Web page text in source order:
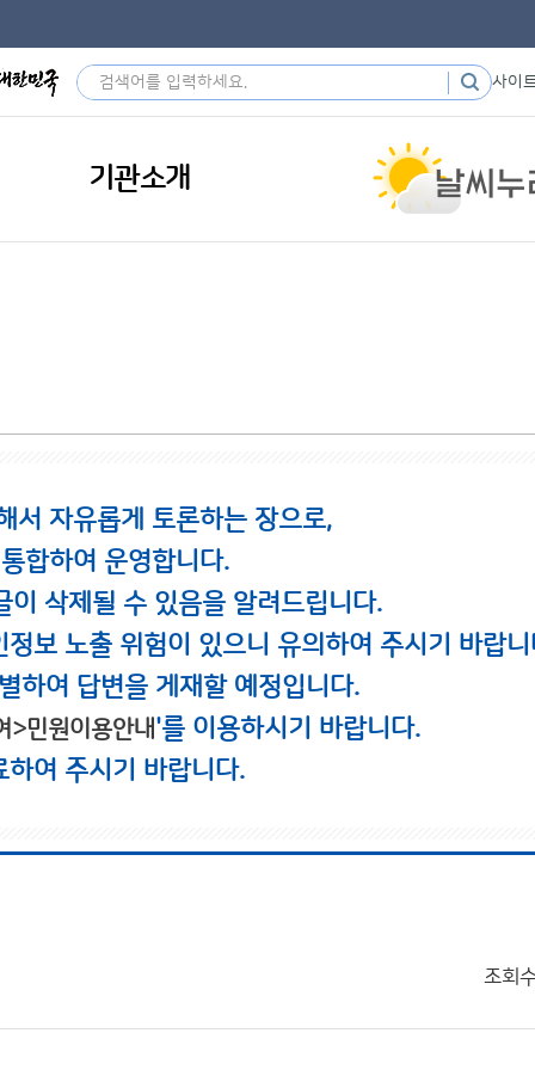
사이
기관소개
서 자유롭게 토론하는 장으로,
합하여 운영합니다.
삭제될 수 있음을 알려드립니다.
보 노출 위험이 있으니 유의하여 주시기 바랍니
하여 답변을 게재할 예정입니다.
>민원이용안내'를 이용하시기 바랍니다.
여 주시기 바랍니다.
조회